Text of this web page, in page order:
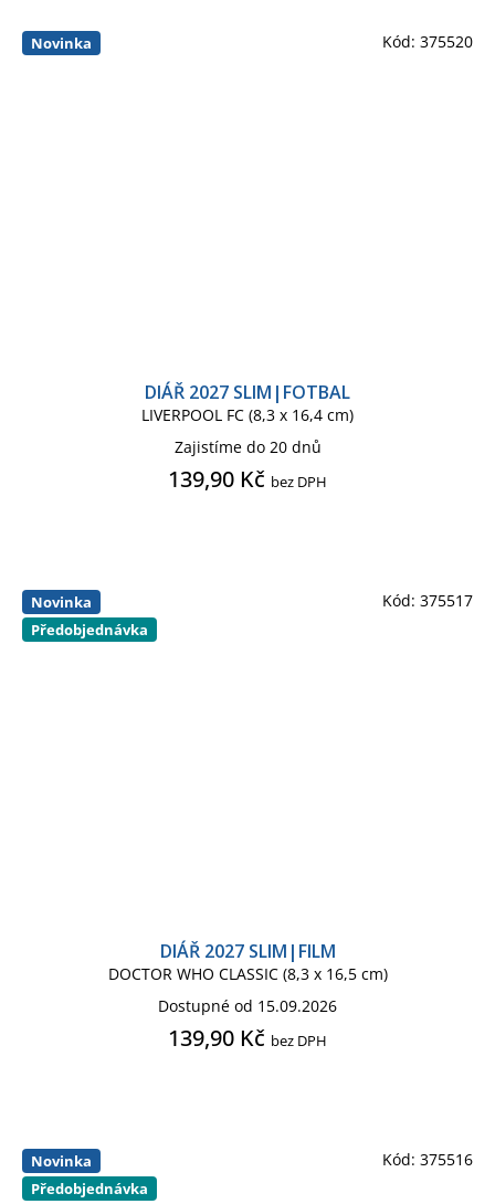
Novinka
DIÁŘ 2027 SLIM|FOTBAL
LIVERPOOL FC (8,3 x 16,4 cm)
Zajistíme do 20 dnů
139,90 Kč bez DPH
Kód: 375520
Novinka
Předobjednávka
DIÁŘ 2027 SLIM|FILM
DOCTOR WHO CLASSIC (8,3 x 16,5 cm)
Dostupné od 15.09.2026
139,90 Kč bez DPH
Kód: 375517
Novinka
Předobjednávka
Kód: 375516